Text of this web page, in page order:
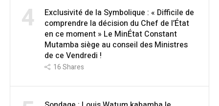
4
Exclusivité de la Symbolique : « Difficile de
comprendre la décision du Chef de l’État
en ce moment » Le MinÉtat Constant
Mutamba siège au conseil des Ministres
de ce Vendredi !
16Shares